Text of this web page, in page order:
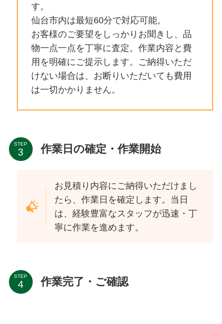
す。
仙台市内は最短60分で対応可能。
お客様のご要望をしっかりお聞きし、品
物一点一点を丁寧に査定。作業内容と費
用を明確にご提示します。ご納得いただ
けない場合は、お断りいただいても費用
は一切かかりません。
STEP 作業日の確定・作業開始
お見積り内容にご納得いただけまし
たら、作業日を確定します。当日
は、経験豊富なスタッフが迅速・丁
寧に作業を進めます。
STEP 作業完了・ご確認